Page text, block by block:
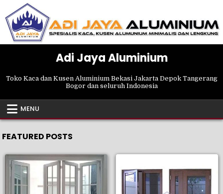
content
Adi Jaya Aluminium
Toko Kaca dan Kusen Aluminium Bekasi Jakarta Depok Tangerang
Bogor dan seluruh Indonesia
MENU
FEATURED POSTS